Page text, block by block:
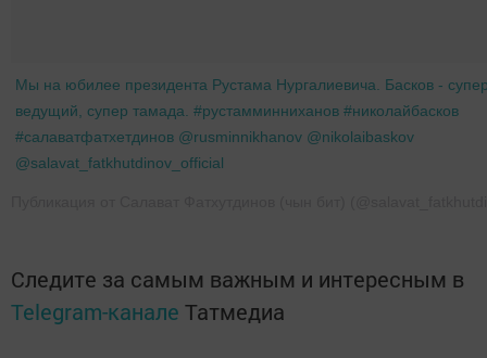
Мы на юбилее президента Рустама Нургалиевича. Басков -
ведущий, супер тамада. #рустамминниханов #николайбасков
#салаватфатхетдинов @rusminnikhanov @nikolaibaskov
@salavat_fatkhutdinov_official
Следите за самым важным и интересным в
Telegram-канале Татмедиа